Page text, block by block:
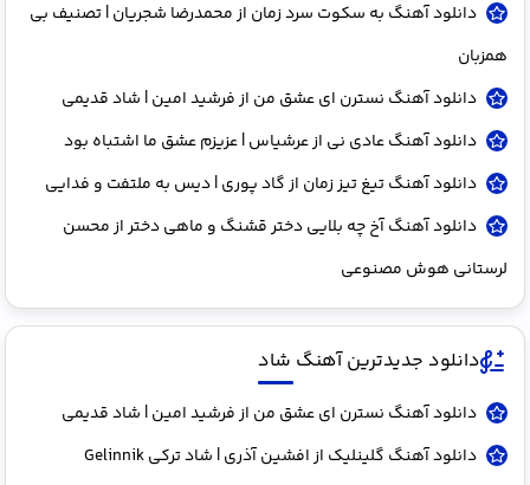
دانلود آهنگ به سکوت سرد زمان از محمدرضا شجریان | تصنیف بی
همزبان
دانلود آهنگ نسترن ای عشق من از فرشید امین | شاد قدیمی
دانلود آهنگ عادی نی از عرشیاس | عزیزم عشق ما اشتباه بود
دانلود آهنگ تیغ تیز زمان از گاد پوری | دیس به ملتفت و فدایی
دانلود آهنگ آخ چه بلایی دختر قشنگ و ماهی دختر از محسن
لرستانی هوش مصنوعی
دانلود جدیدترین آهنگ شاد
دانلود آهنگ نسترن ای عشق من از فرشید امین | شاد قدیمی
دانلود آهنگ گلینلیک از افشین آذری | شاد ترکی Gelinnik